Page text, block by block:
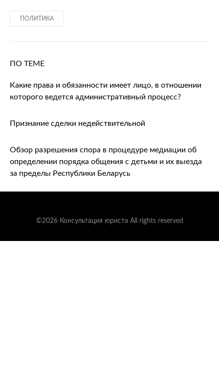
ПОЛИТИКА
ПО ТЕМЕ
Какие права и обязанности имеет лицо, в отношении
которого ведется административный процесс?
Признание сделки недействительной
Обзор разрешения спора в процедуре медиации об
определении порядка общения с детьми и их выезда
за пределы Республики Беларусь
©2026 Консультация юриста All rights reserved